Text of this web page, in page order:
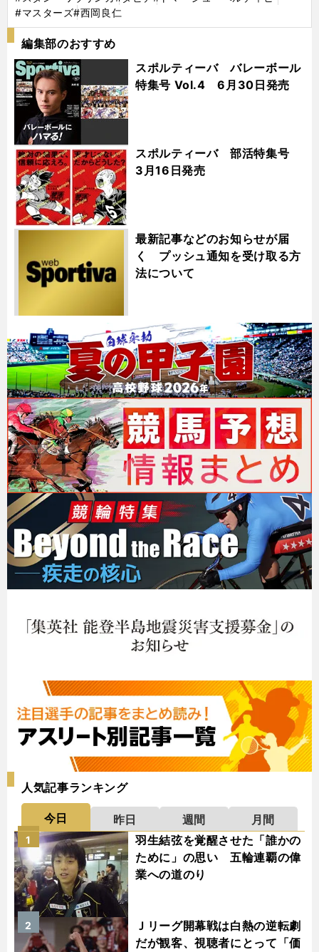
#マスターズ#西岡良仁
編集部のおすすめ
スポルティーバ バレーボール
特集号 Vol.4 6月30日発売
スポルティーバ 部活特集号
3月16日発売
最新記事などのお知らせが届
く プッシュ通知を受け取る方
法について
人気記事ランキング
今日 昨日 週間
月間
羽生結弦を覚醒させた「誰かの
ために」の思い 五輪連覇の偉
業への道のり
1
Ｊリーグ開幕戦は白熱の逆転劇
だが観客、視聴者にとって「価
2